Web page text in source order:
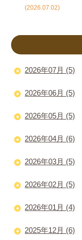
(2026.07.02)
2026年07月 (5)
2026年06月 (5)
2026年05月 (5)
2026年04月 (6)
2026年03月 (5)
2026年02月 (5)
2026年01月 (4)
2025年12月 (6)